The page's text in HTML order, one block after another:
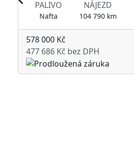
PALIVO
Nafta
NÁJEZD
104 790 km
578 000 Kč
477 686 Kč bez DPH